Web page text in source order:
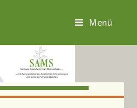
Menü